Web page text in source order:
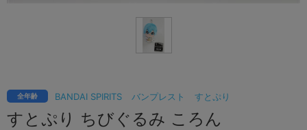
BANDAI SPIRITS バンプレスト すとぷり
全年齢
すとぷり ちびぐるみ ころん